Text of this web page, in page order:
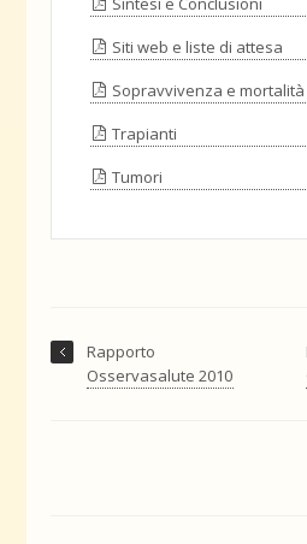
Siti web e liste di attesa
Sopravvivenza e
Trapianti
Tumori
Rapporto
Osservasalute 2010